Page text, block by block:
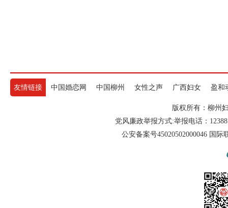
友情链接 中国婚恋网 中国柳州 女性之声 广西妇女 盈和
版权所有：柳州
党风廉政举报方式:举报电话：
公安备案号45020502000046 国